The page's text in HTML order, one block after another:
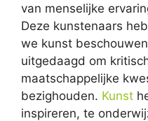
van menselijke
Deze kunstenaars
we kunst
uitgedaagd om
maatschappelijke
bezighouden. Kunst
inspireren, te